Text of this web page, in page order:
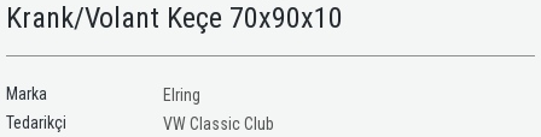
Krank/Volant Keçe 70x90x10
Marka
Elring
Tedarikçi
VW Classic Club